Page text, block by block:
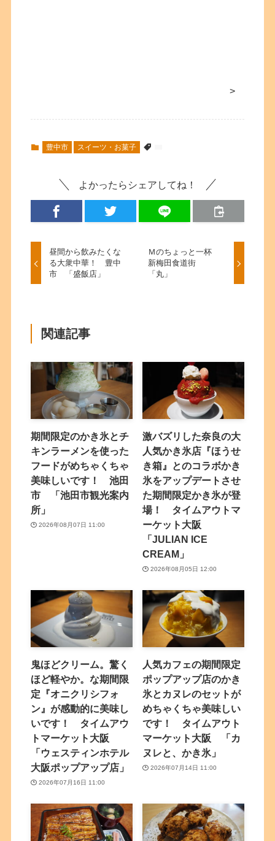
>
豊中市 スイーツ・お菓子
よかったらシェアしてね！
昼間から飲みたくな
る大衆中華！ 豊中
市 「盛飯店」
Ｍのちょっと一杯
新梅田食道街
「丸」
関連記事
期間限定のかき氷とチ
キンラーメンを使った
フードがめちゃくちゃ
美味しいです！ 池田
市 「池田市観光案内
所」
2026年08月07日 11:00
激バズリした奈良の大
人気かき氷店『ほうせ
き箱』とのコラボかき
氷をアップデートさせ
た期間限定かき氷が登
場！ タイムアウトマ
ーケット大阪
「JULIAN ICE
CREAM」
2026年08月05日 12:00
鬼ほどクリーム。驚く
ほど軽やか。な期間限
定『オニクリシフォ
ン』が感動的に美味し
いです！ タイムアウ
トマーケット大阪
「ウェスティンホテル
大阪ポップアップ店」
2026年07月16日 11:00
人気カフェの期間限定
ポップアップ店のかき
氷とカヌレのセットが
めちゃくちゃ美味しい
です！ タイムアウト
マーケット大阪 「カ
ヌレと、かき氷」
2026年07月14日 11:00